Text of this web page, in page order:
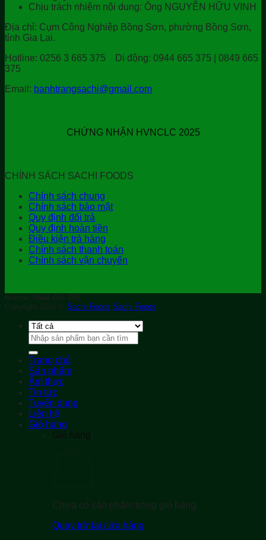
Chịu trách nhiệm nội dung: Ông NGUYỄN HỮU VINH
Địa chỉ: Cụm Công Nghiệp Bồng Sơn, phường Bồng Sơn,
tỉnh Gia Lai.
Hotline: 0256 3 665 375 Di động: 0944 665 375 | 0849 665
375
Email: banhtrangsachi@gmail.com
CHỨNG NHẬN HVNCLC 2025
CHÍNH SÁCH SACHI FOODS
Chính sách chung
Chính sách bảo mật
Quy định đổi trả
Quy định hoàn tiền
Điều kiện trả hàng
Chính sách thanh toán
Chính sách vận chuyển
Hotline: 0944.665.375
Copyright 2026 © Sachi Foods Sachi Foods
Tìm
kiếm:
Trang chủ
Sản phẩm
Ẩm thực
Tin tức
Tuyển dụng
Liên hệ
Giỏ hàng
Giỏ hàng
Chưa có sản phẩm trong giỏ hàng.
Quay trở lại cửa hàng